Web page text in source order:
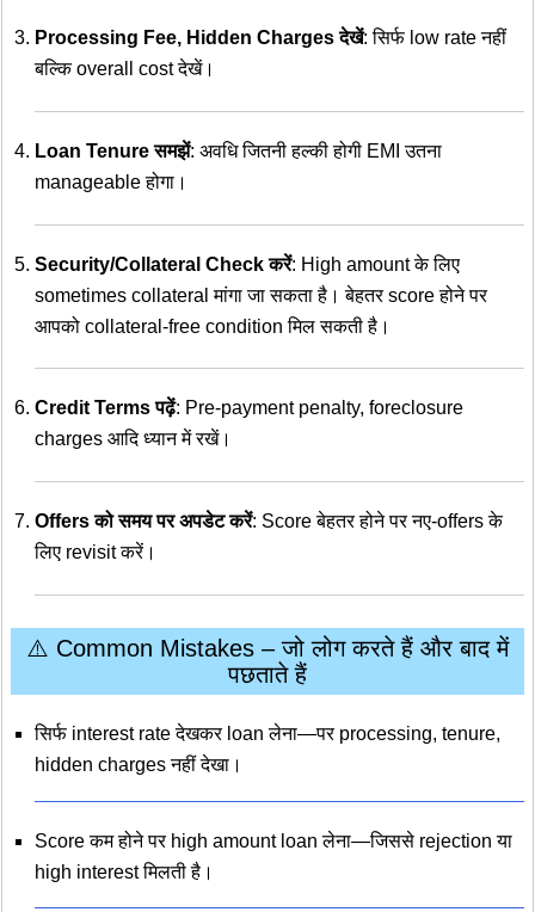
Processing Fee, Hidden Charges देखें: सिर्फ low rate नहीं
बल्कि overall cost देखें।
Loan Tenure समझें: अवधि जितनी हल्की होगी EMI उतना
manageable होगा।
Security/Collateral Check करें: High amount के लिए
sometimes collateral मांगा जा सकता है। बेहतर score होने पर
आपको collateral-free condition मिल सकती है।
Credit Terms पढ़ें: Pre-payment penalty, foreclosure
charges आदि ध्यान में रखें।
Offers को समय पर अपडेट करें: Score बेहतर होने पर नए-offers के
लिए revisit करें।
⚠️ Common Mistakes – जो लोग करते हैं और बाद में
पछताते हैं
सिर्फ interest rate देखकर loan लेना—पर processing, tenure,
hidden charges नहीं देखा।
Score कम होने पर high amount loan लेना—जिससे rejection या
high interest मिलती है।